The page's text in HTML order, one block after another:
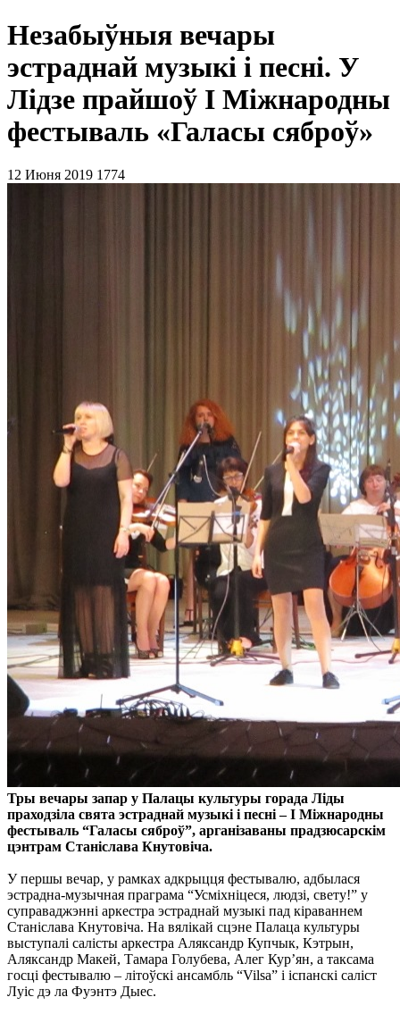
Незабыўныя вечары
эстраднай музыкі і песні. У
Лідзе прайшоў І Міжнародны
фестываль «Галасы сяброў»
12 Июня 2019 1774
Тры вечары запар у Палацы культуры горада Ліды
праходзіла свята эстраднай музыкі і песні – І Міжнародны
фестываль “Галасы сяброў”, арганізаваны прадзюсарскім
цэнтрам Станіслава Кнутовіча.
У першы вечар, у рамках адкрыцця фестывалю, адбылася
эстрадна-музычная праграма “Усміхніцеся, людзі, свету!” у
суправаджэнні аркестра эстраднай музыкі пад кіраваннем
Станіслава Кнутовіча. На вялікай сцэне Палаца культуры
выступалі салісты аркестра Аляксандр Купчык, Кэтрын,
Аляксандр Макей, Тамара Голубева, Алег Кур’ян, а таксама
госці фестывалю – літоўскі ансамбль “Vilsa” і іспанскі саліст
Луіс дэ ла Фуэнтэ Дыес.